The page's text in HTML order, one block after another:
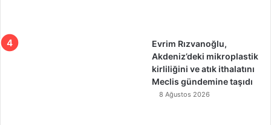
Evrim Rızvanoğlu,
Akdeniz’deki mikroplastik
kirliliğini ve atık ithalatını
Meclis gündemine taşıdı
8 Ağustos 2026